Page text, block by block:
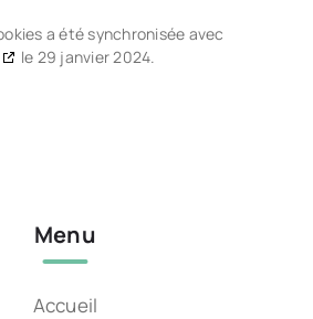
a été synchronisée avec
le 29 janvier 2024.
Menu
Accueil